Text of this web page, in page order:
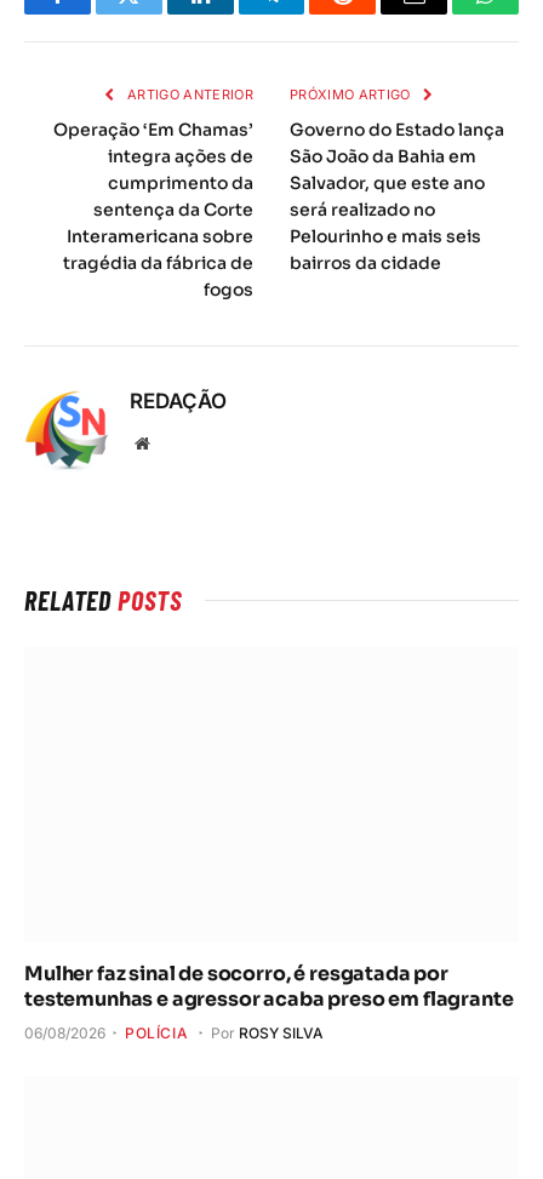
FacebookTwitter LinkedInTelegramaReddit
E-
ARTIGO ANTERIOR
Operação ‘Em Chamas’
integra ações de
cumprimento da
sentença da Corte
Interamericana sobre
tragédia da fábrica de
fogos
PRÓXIMO ARTIGO
Governo do Estado lança
São João da Bahia em
Salvador, que este ano
será realizado no
Pelourinho e mais seis
bairros da cidade
REDAÇÃO
Local
RELATEDPOSTS
Mulher faz sinal de socorro, é resgatada por
testemunhas e agressor acaba preso em flagrante
06/08/2026 POLÍCIA Por ROSY SILVA